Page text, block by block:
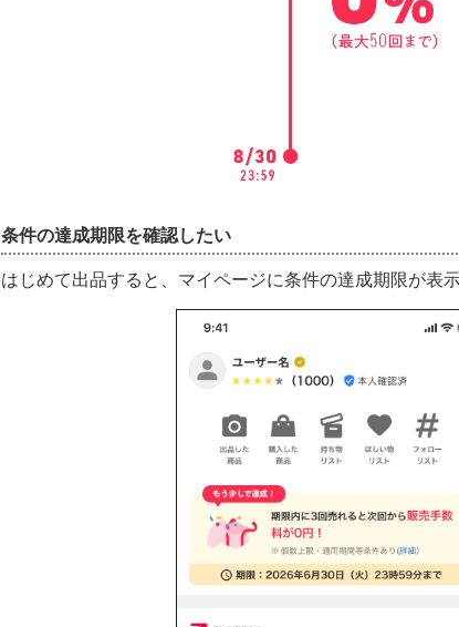
条件の達成期限を確認したい
はじめて出品すると、マイページに条件の達成期限が表示